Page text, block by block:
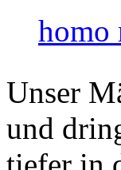
homo
Unser
und